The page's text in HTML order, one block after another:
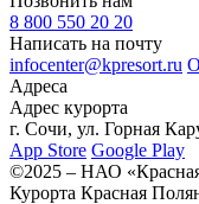
8 800 550 20 20
Написать на почту
infocenter@kpresort.ru
Адреса
Адрес курорта
г. Сочи, ул. Горная
App Store Google Play
©2025 – НАО
Курорта Красная